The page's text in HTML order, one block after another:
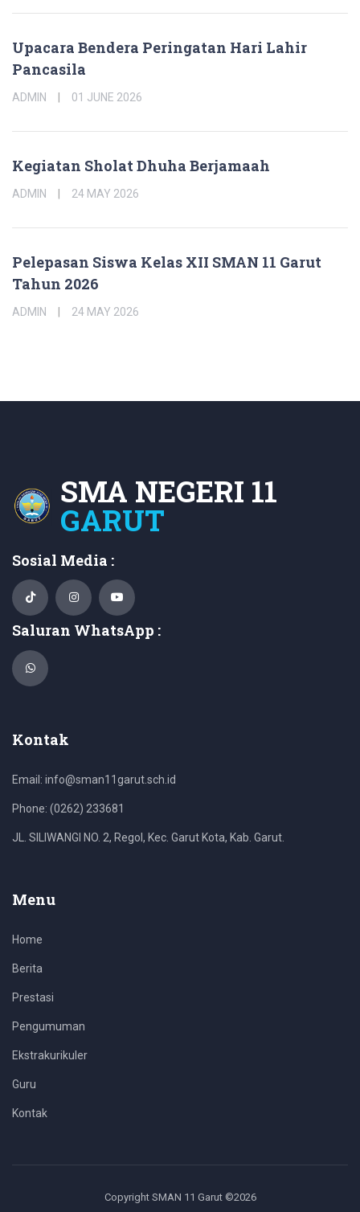
Upacara Bendera Peringatan Hari Lahir
Pancasila
ADMIN 01 JUNE 2026
Kegiatan Sholat Dhuha Berjamaah
ADMIN 24 MAY 2026
Pelepasan Siswa Kelas XII SMAN 11 Garut
Tahun 2026
ADMIN 24 MAY 2026
SMA NEGERI 11
GARUT
Sosial Media :
Saluran WhatsApp :
Kontak
Email: info@sman11garut.sch.id
Phone: (0262) 233681
JL. SILIWANGI NO. 2, Regol, Kec. Garut Kota, Kab. Garut.
Menu
Home
Berita
Prestasi
Pengumuman
Ekstrakurikuler
Guru
Kontak
Copyright SMAN 11 Garut ©2026